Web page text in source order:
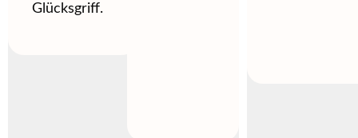
Glücksgriff.